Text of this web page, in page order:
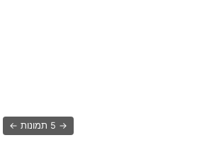
5 תמונות